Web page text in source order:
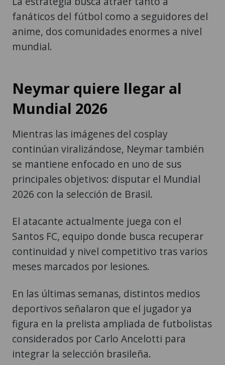
fanáticos del fútbol como a seguidores del
anime, dos comunidades enormes a nivel
mundial.
Neymar quiere llegar al
Mundial 2026
Mientras las imágenes del cosplay
continúan viralizándose, Neymar también
se mantiene enfocado en uno de sus
principales objetivos: disputar el Mundial
2026 con la selección de Brasil.
El atacante actualmente juega con el
Santos FC, equipo donde busca recuperar
continuidad y nivel competitivo tras varios
meses marcados por lesiones.
En las últimas semanas, distintos medios
deportivos señalaron que el jugador ya
figura en la prelista ampliada de futbolistas
considerados por Carlo Ancelotti para
integrar la selección brasileña.